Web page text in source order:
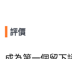
評價